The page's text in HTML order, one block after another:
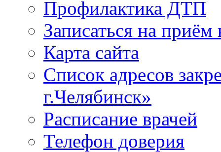
Профилактика ДТП
Записаться на приём
Карта сайта
Список адресов
г.Челябинск»
Расписание врачей
Телефон доверия